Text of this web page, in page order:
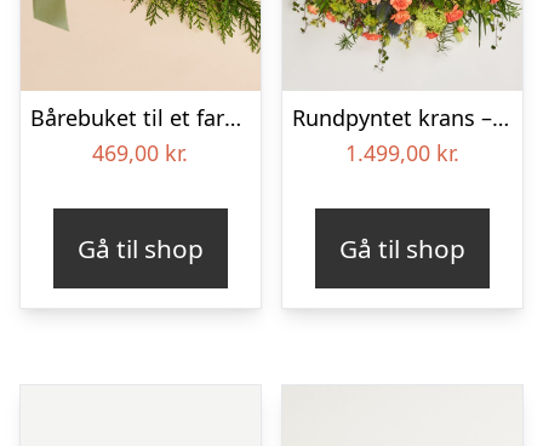
Bårebuket til et farverigt minde med bånd
469,00 kr.
Gå til shop
Rundpyntet krans – Et farverigt farvel
1.499,00 kr.
Gå til shop